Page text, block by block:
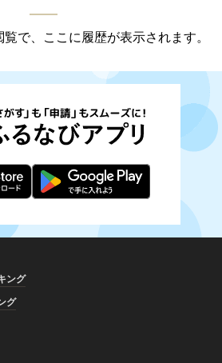
で、ここに履歴が表示されます。
ング
グ